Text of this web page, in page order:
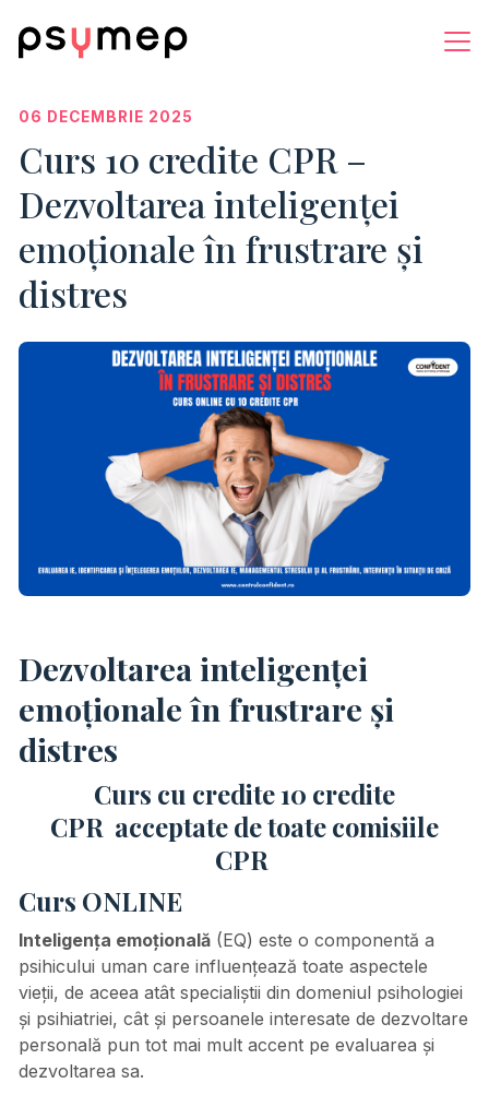
06 DECEMBRIE 2025
Curs 10 credite CPR –
Dezvoltarea inteligenței
emoționale în frustrare și
distres
Dezvoltarea inteligenței
emoționaleîn frustrare și
distres
Curs cu credite 10 credite
CPR acceptate de toate comisiile
CPR
Curs ONLINE
Inteligența emoțională (EQ) este o componentă a
psihicului uman care influențează toate aspectele
vieții, de aceea atât specialiștii din domeniul psihologiei
și psihiatriei, cât și persoanele interesate de dezvoltare
personală pun tot mai mult accent pe evaluarea și
dezvoltarea sa.